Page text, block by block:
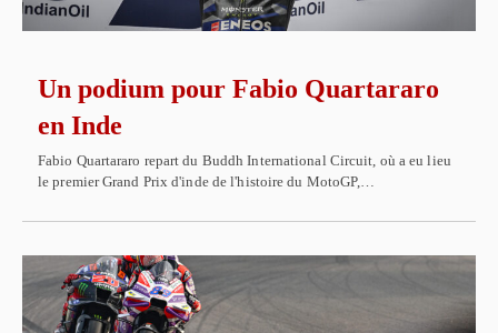
Un podium pour Fabio Quartararo
en Inde
Fabio Quartararo repart du Buddh International Circuit, où a eu lieu
le premier Grand Prix d'inde de l'histoire du MotoGP,…